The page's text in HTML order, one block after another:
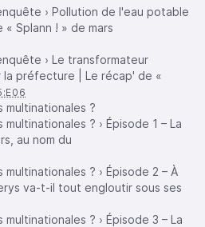
› Pollution de l'eau potable
Splann ! » de mars
› Le transformateur
la préfecture | Le récap' de «
multinationales ?
? › Épisode 1 – La
au nom du
? › Épisode 2 – À
va-t-il tout engloutir sous ses
? › Épisode 3 – La